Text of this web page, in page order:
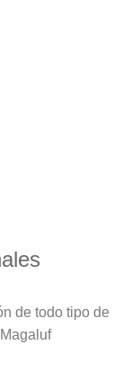
de todo tipo de